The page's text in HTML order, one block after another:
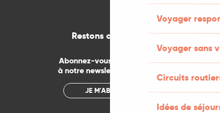
Voyager
Voyager sans
Circuits
Idées de
Restons connectés
Abonnez-vous gratuitement
à notre newsletter mensuelle
JE M'ABONNE